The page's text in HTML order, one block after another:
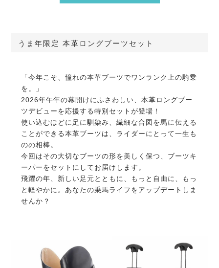
うま年限定 本革ロングブーツセット
「今年こそ、憧れの本革ブーツでワンランク上の騎乗
を。」
2026年午年の幕開けにふさわしい、本革ロングブー
ツデビューを応援する特別セットが登場！
使い込むほどに足に馴染み、繊細な合図を馬に伝える
ことができる本革ブーツは、ライダーにとって一生も
のの相棒。
今回はその大切なブーツの形を美しく保つ、ブーツキ
ーパーをセットにしてお届けします。
飛躍の年、新しい足元とともに、もっと自由に、もっ
と軽やかに。あなたの乗馬ライフをアップデートしま
せんか？